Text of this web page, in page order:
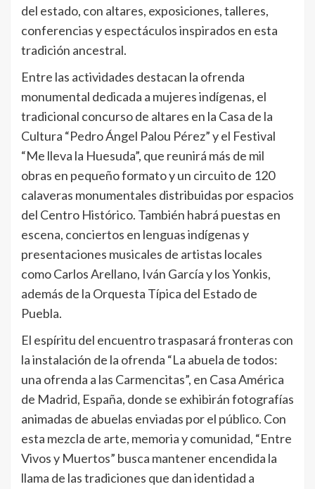
del estado, con altares, exposiciones, talleres,
conferencias y espectáculos inspirados en esta
tradición ancestral.
Entre las actividades destacan la ofrenda
monumental dedicada a mujeres indígenas, el
tradicional concurso de altares en la Casa de la
Cultura “Pedro Ángel Palou Pérez” y el Festival
“Me lleva la Huesuda”, que reunirá más de mil
obras en pequeño formato y un circuito de 120
calaveras monumentales distribuidas por espacios
del Centro Histórico. También habrá puestas en
escena, conciertos en lenguas indígenas y
presentaciones musicales de artistas locales
como Carlos Arellano, Iván García y los Yonkis,
además de la Orquesta Típica del Estado de
Puebla.
El espíritu del encuentro traspasará fronteras con
la instalación de la ofrenda “La abuela de todos:
una ofrenda a las Carmencitas”, en Casa América
de Madrid, España, donde se exhibirán fotografías
animadas de abuelas enviadas por el público. Con
esta mezcla de arte, memoria y comunidad, “Entre
Vivos y Muertos” busca mantener encendida la
llama de las tradiciones que dan identidad a